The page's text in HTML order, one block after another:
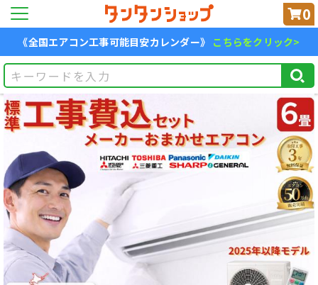
0
《全国エアコン工事可能目安カレンダー》 こちらをクリック>